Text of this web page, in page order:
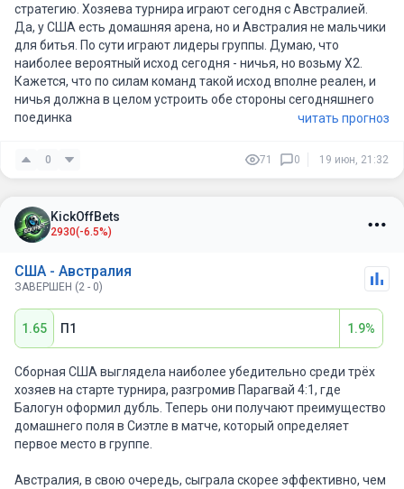
стратегию. Хозяева турнира играют сегодня с Австралией.
Да, у США есть домашняя арена, но и Австралия не мальчики
для битья. По сути играют лидеры группы. Думаю, что
наиболее вероятный исход сегодня - ничья, но возьму Х2.
Кажется, что по силам команд такой исход вполне реален, и
ничья должна в целом устроить обе стороны сегодняшнего
поединка
читать прогноз
0 71 0 19 июн, 21:32
KickOffBets
2930(-6.5%)
США - Австралия
ЗАВЕРШЕН (2 - 0)
1.65 П1 1.9%
Сборная США выглядела наиболее убедительно среди трёх
хозяев на старте турнира, разгромив Парагвай 4:1, где
Балогун оформил дубль. Теперь они получают преимущество
домашнего поля в Сиэтле в матче, который определяет
первое место в группе.
Австралия, в свою очередь, сыграла скорее эффективно, чем